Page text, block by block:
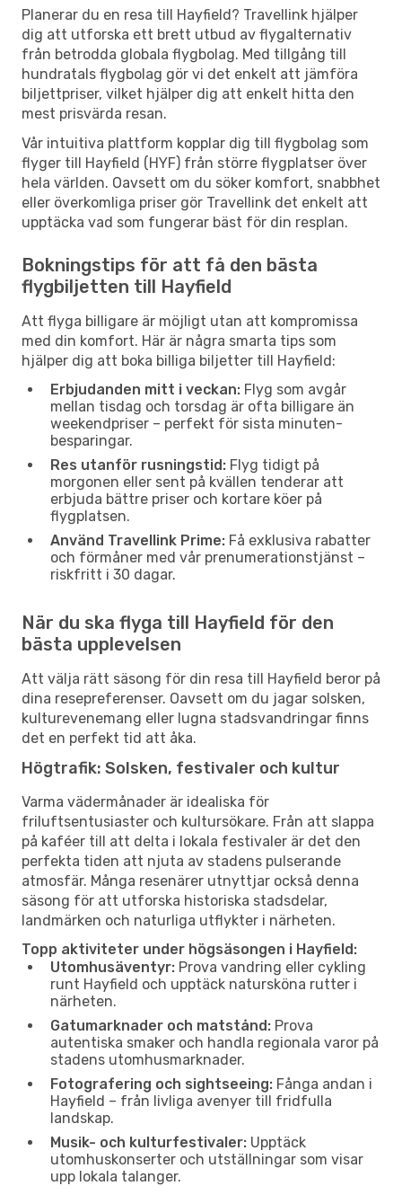
Planerar du en resa till Hayfield? Travellink hjälper
dig att utforska ett brett utbud av flygalternativ
från betrodda globala flygbolag. Med tillgång till
hundratals flygbolag gör vi det enkelt att jämföra
biljettpriser, vilket hjälper dig att enkelt hitta den
mest prisvärda resan.
Vår intuitiva plattform kopplar dig till flygbolag som
flyger till Hayfield (HYF) från större flygplatser över
hela världen. Oavsett om du söker komfort, snabbhet
eller överkomliga priser gör Travellink det enkelt att
upptäcka vad som fungerar bäst för din resplan.
Bokningstips för att få den bästa
flygbiljetten till Hayfield
Att flyga billigare är möjligt utan att kompromissa
med din komfort. Här är några smarta tips som
hjälper dig att boka billiga biljetter till Hayfield:
Erbjudanden mitt i veckan: Flyg som avgår
mellan tisdag och torsdag är ofta billigare än
weekendpriser – perfekt för sista minuten-
besparingar.
Res utanför rusningstid: Flyg tidigt på
morgonen eller sent på kvällen tenderar att
erbjuda bättre priser och kortare köer på
flygplatsen.
Använd Travellink Prime: Få exklusiva rabatter
och förmåner med vår prenumerationstjänst –
riskfritt i 30 dagar.
När du ska flyga till Hayfield för den
bästa upplevelsen
Att välja rätt säsong för din resa till Hayfield beror på
dina resepreferenser. Oavsett om du jagar solsken,
kulturevenemang eller lugna stadsvandringar finns
det en perfekt tid att åka.
Högtrafik: Solsken, festivaler och kultur
Varma vädermånader är idealiska för
friluftsentusiaster och kultursökare. Från att slappa
på kaféer till att delta i lokala festivaler är det den
perfekta tiden att njuta av stadens pulserande
atmosfär. Många resenärer utnyttjar också denna
säsong för att utforska historiska stadsdelar,
landmärken och naturliga utflykter i närheten.
Topp aktiviteter under högsäsongen i Hayfield:
Utomhusäventyr: Prova vandring eller cykling
runt Hayfield och upptäck natursköna rutter i
närheten.
Gatumarknader och matstånd: Prova
autentiska smaker och handla regionala varor på
stadens utomhusmarknader.
Fotografering och sightseeing: Fånga andan i
Hayfield – från livliga avenyer till fridfulla
landskap.
Musik- och kulturfestivaler: Upptäck
utomhuskonserter och utställningar som visar
upp lokala talanger.